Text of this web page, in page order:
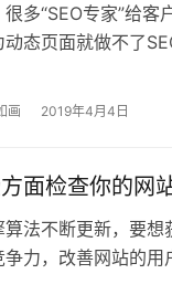
多“SEO专家”给
动态页面就做不了
主观上对静态页面
制不利于搜索引擎收
画 2019年4月4日
面检查你的网
算法不断更新，要
争力，改善网站的